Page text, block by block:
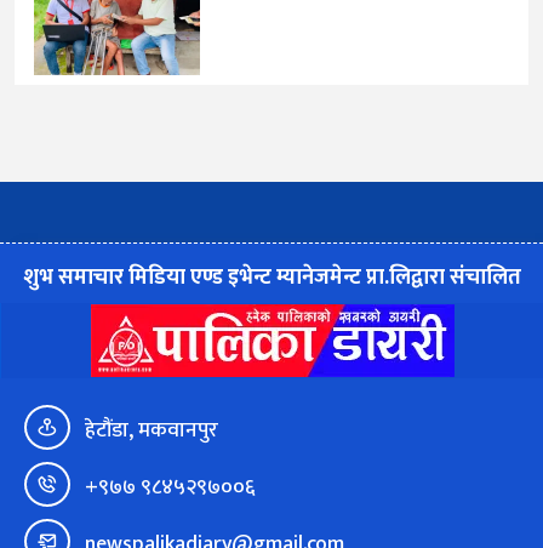
शुभ समाचार मिडिया एण्ड इभेन्ट म्यानेजमेन्ट प्रा.लिद्वारा संचालित
हेटौंडा, मकवानपुर
+९७७ ९८४५२९७००६